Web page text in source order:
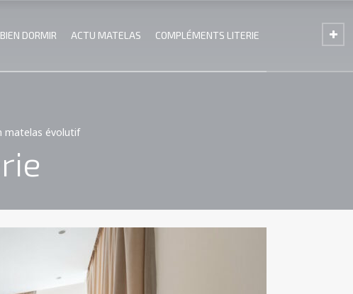
BIEN DORMIR ACTU MATELAS COMPLÉMENTS LITERIE
matelas évolutif